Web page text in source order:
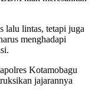
lalu lintas, tetapi juga
menghadapi
Kotamobagu
jajarannya